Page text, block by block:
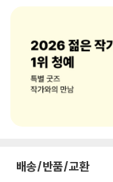
배송/반품/교환